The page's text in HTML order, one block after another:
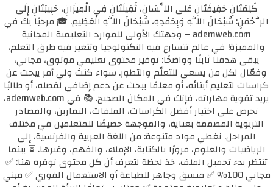
كَلِمَتَانِ خَفِيفَتَانِ عَلَى اللِّسَانِ، ثَقِيلَتَانِ فِي الْمِيزَانِ، حَبِيبَتَانِ إِلَى
الرَّحْمَنِ: سُبْحَانَ اللَّهِ وَبِحَمْدِهِ، سُبْحَانَ اللَّهِ الْعَظِيمِ. 🎓 مرحبًا بك في
ademweb.com – وجهتك الأولى للموارد التعليمية المجانية
والمميزة! في عالم تتسارع فيه التكنولوجيا وتتغير فيه طرق التعلم،
يبقى هدفنا ثابتًا وواضحًا: توفير محتوى تعليمي موثوق، مجاني،
وفعّال لكل من يسعى للتعلّم والتطور. سواء كنتَ ولي أمر يبحث عن
كراسات لتعليم أبنائه، أو معلمًا يبحث عن دعم إضافي لفصله، أو طالبًا
يريد تقوية مهاراته، فإنك في المكان الصحيح. 📚 في ademweb.com،
نحرص على اختيار أفضل الكراسات، الملفات، التمارين، والمصادر
التربوية المصممة بعناية، والموجهة خصيصًا للمتعلمين في مختلف
المراحل. نغطي مواد متنوعة: من اللغة العربية والفرنسية، إلى
الرياضيات والعلوم، مرورًا بالكتابة، الإملاء، والفهم، وغيرها. ⏳ بينما
تنتظر بدء تحميل الملف، خذ لحظة لتعرف أن كل محتوى نوفره هنا: ✅
مجاني 100٪ ✅ منسق وجاهز للطباعة أو الاستعمال الفوري ✅ مبني